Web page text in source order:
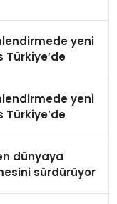
yeni
Türkiye’de
yeni
Türkiye’de
dünyaya
sürdürüyor